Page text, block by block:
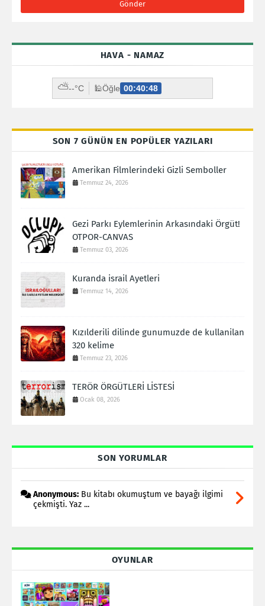
HAVA - NAMAZ
⛅--°C 🕌Öğle 00:40:47
SON 7 GÜNÜN EN POPÜLER YAZILARI
Amerikan Filmlerindeki Gizli Semboller
Temmuz 24, 2026
Gezi Parkı Eylemlerinin Arkasındaki Örgüt!
OTPOR-CANVAS
Temmuz 03, 2026
Kuranda israil Ayetleri
Temmuz 14, 2026
Kızılderili dilinde gunumuzde de kullanilan
320 kelime
Temmuz 23, 2026
TERÖR ÖRGÜTLERİ LİSTESİ
Ocak 08, 2026
SON YORUMLAR
Anonymous: Bu kitabı okumuştum ve bayağı ilgimi
çekmişti. Yaz ...
OYUNLAR